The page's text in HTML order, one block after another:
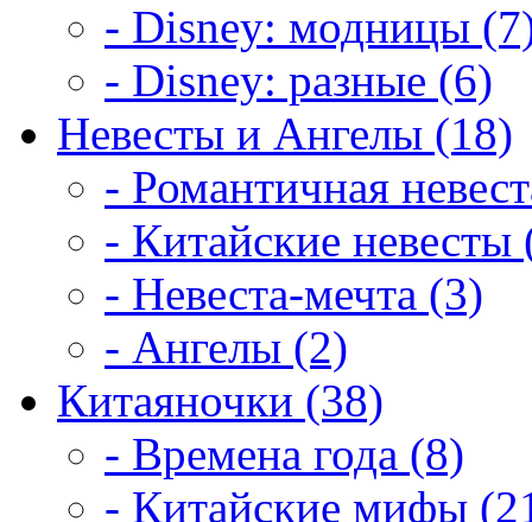
- Disney: модницы
- Disney: разные (6)
Невесты и Ангелы (18)
- Романтичная
- Китайские невесты
- Невеста-мечта (3)
- Ангелы (2)
Китаяночки (38)
- Времена года (8)
- Китайские мифы